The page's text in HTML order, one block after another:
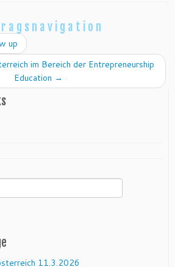
up
im Bereich der Entrepreneurship
Education →
11.3.2026